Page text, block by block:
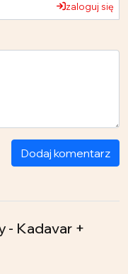
zaloguj się
Dodaj komentarz
- Kadavar +